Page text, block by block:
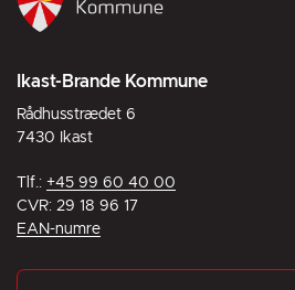
Ikast-Brande Kommune
Rådhusstrædet 6
7430 Ikast
Tlf.: +45 99 60 40 00
CVR: 29 18 96 17
EAN-numre